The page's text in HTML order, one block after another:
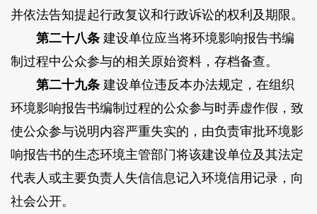
并依法告知提起行政复议和行政诉讼的权利及期限。
第二十八条建设单位应当将环境影响报告书编
制过程中公众参与的相关原始资料，存档备查。
第二十九条建设单位违反本办法规定，在组织
环境影响报告书编制过程的公众参与时弄虚作假，致
使公众参与说明内容严重失实的，由负责审批环境影
响报告书的生态环境主管部门将该建设单位及其法定
代表人或主要负责人失信信息记入环境信用记录，向
社会公开。